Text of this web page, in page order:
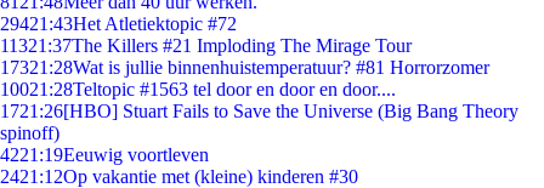
29421:43Het Atletiektopic #72
11321:37The Killers #21 Imploding The Mirage Tour
17321:28Wat is jullie binnenhuistemperatuur? #81 Horrorzomer
10021:28Teltopic #1563 tel door en door en door....
1721:26[HBO] Stuart Fails to Save the Universe (Big Bang Theory
spinoff)
4221:19Eeuwig voortleven
2421:12Op vakantie met (kleine) kinderen #30